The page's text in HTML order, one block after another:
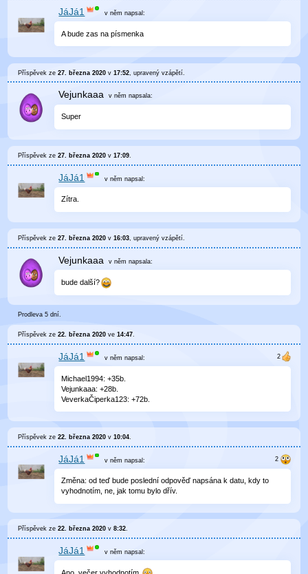
JáJá1 v něm napsal:
A bude zas na písmenka
Příspěvek ze27. března 2020 v17:52 , upravenývzápětí
Vejunkaaa v něm napsala:
Super
Příspěvek ze27. března 2020 v17:09
JáJá1 v něm napsal:
Zítra.
Příspěvek ze27. března 2020 v16:03, upravenývzápětí.
Vejunkaaa v něm napsala:
bude další?
Prodleva 5 dní.
Příspěvek ze22. března 2020 ve14:47.
JáJá1 v něm napsal:
Michael1994: +35b.
Vejunkaaa: +28b.
VeverkaČiperka123: +72b.
Příspěvek ze22. března 2020 v10:04
JáJá1 v něm napsal:
Změna: od teď bude poslední odpověď napsána k datu, kdy to
vyhodnotím, ne, jak tomu bylo dřív.
Příspěvek ze22. března 2020 v8:32.
JáJá1 v něm napsal: